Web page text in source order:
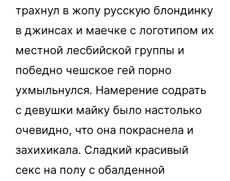
трахнул в жопу русскую блондинку
в джинсах и маечке с логотипом их
местной лесбийской группы и
победно чешское гей порно
ухмыльнулся. Намерение содрать
с девушки майку было настолько
очевидно, что она покраснела и
захихикала. Сладкий красивый
секс на полу с обалденной